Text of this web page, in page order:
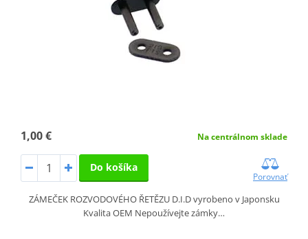
1,00 € Na centrálnom sklade
Do košíka
Porovnať
ZÁMEČEK ROZVODOVÉHO ŘETĚZU D.I.D vyrobeno v Japonsku
Kvalita OEM Nepoužívejte zámky…